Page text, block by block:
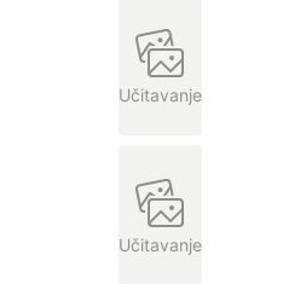
Učitavanje
Učitavanje